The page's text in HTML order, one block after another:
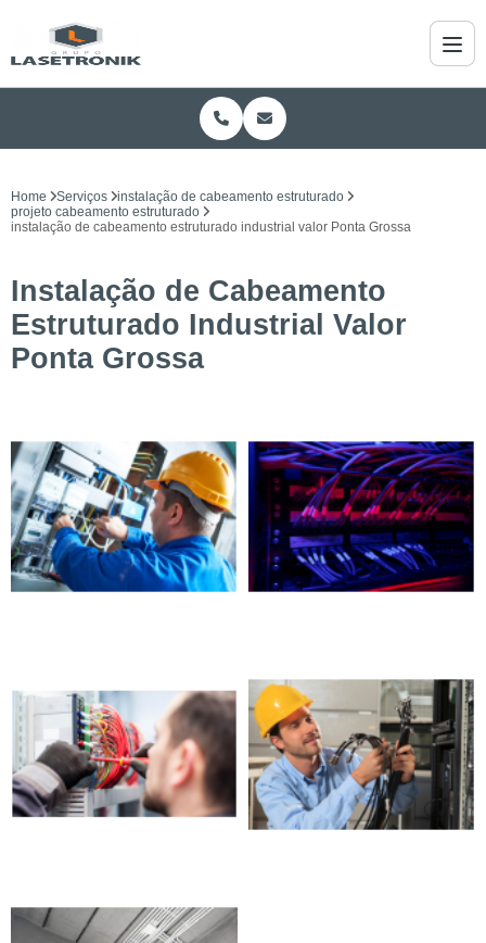
Home Serviços
instalação de cabeamento estruturado
projeto cabeamento estruturado
instalação de cabeamento estruturado industrial valor Ponta Grossa
Instalação de Cabeamento
Estruturado Industrial Valor
Ponta Grossa